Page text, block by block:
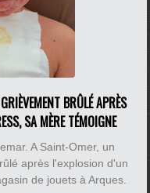
BRÛLÉ APRÈS
SA MÈRE TÉMOIGNE
A Saint-Omer, un
après l'explosion d'un
de jouets à Arques.